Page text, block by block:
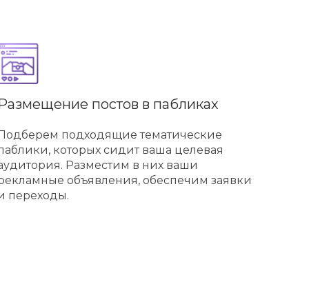
постов в пабликах
подходящие тематические
которых сидит ваша целевая
Разместим в них ваши
объявления, обеспечим заявки
переходы.